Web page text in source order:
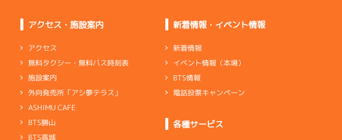
アクセス・施設案内
アクセス
無料タクシー・無料バス時刻表
施設案内
外向発売所「アシ夢テラス」
ASHIMU CAFE
BTS勝山
BTS高城
新着情報・イベント情報
新着情報
イベント情報（本場）
BTS情報
電話投票キャンペーン
各種サービス